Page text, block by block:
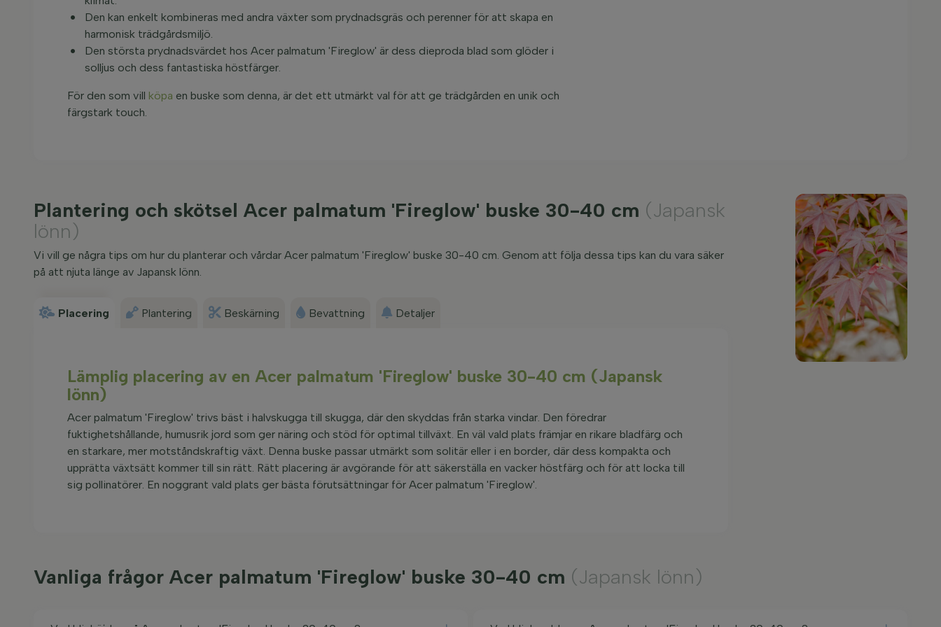
Den kan enkelt kombineras med andra växter som prydnadsgräs och perenner för att skapa en
harmonisk trädgårdsmiljö.
Den största prydnadsvärdet hos Acer palmatum 'Fireglow' är dess dieproda blad som glöder i
solljus och dess fantastiska höstfärger.
För den som vill köpa en buske som denna, är det ett utmärkt val för att ge trädgården en unik och
färgstark touch.
Plantering och skötsel Acer palmatum 'Fireglow' buske 30-40 cm (Japansk
lönn)
Vi vill ge några tips om hur du planterar och vårdar Acer palmatum 'Fireglow' buske 30-40 cm. Genom att följa dessa tips kan du vara säker
på att njuta länge av Japansk lönn.
Placering Plantering Beskärning Bevattning Detaljer
Lämplig placering av en Acer palmatum 'Fireglow' buske 30-40 cm (Japansk
lönn)
Acer palmatum 'Fireglow' trivs bäst i halvskugga till skugga, där den skyddas från starka vindar. Den föredrar
fuktighetshållande, humusrik jord som ger näring och stöd för optimal tillväxt. En väl vald plats främjar en rikare bladfärg och
en starkare, mer motståndskraftig växt. Denna buske passar utmärkt som solitär eller i en border, där dess kompakta och
upprätta växtsätt kommer till sin rätt. Rätt placering är avgörande för att säkerställa en vacker höstfärg och för att locka till
sig pollinatörer. En noggrant vald plats ger bästa förutsättningar för Acer palmatum 'Fireglow'.
Vanliga frågor Acer palmatum 'Fireglow' buske 30-40 cm (Japansk lönn)